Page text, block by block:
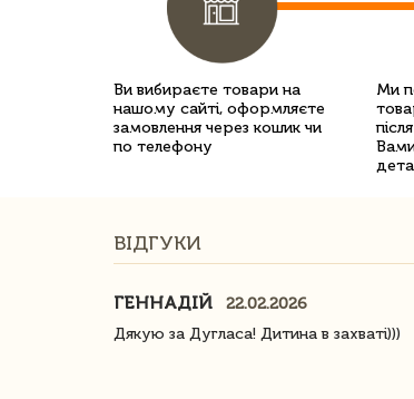
Ви вибираєте товари на
нашому сайті, оформляєте
замовлення через кошик чи
по телефону
Ми
ВІДГУКИ
ГЕННАДІЙ
22.02.2026
Дякую за Дугласа! Дитина в захваті)))